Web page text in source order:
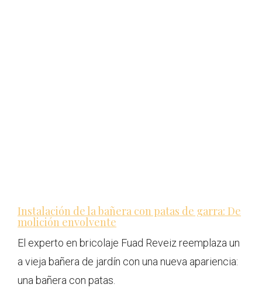
Instalación de la bañera con patas de garra: De
molición envolvente
El experto en bricolaje Fuad Reveiz reemplaza un
a vieja bañera de jardín con una nueva apariencia:
una bañera con patas.